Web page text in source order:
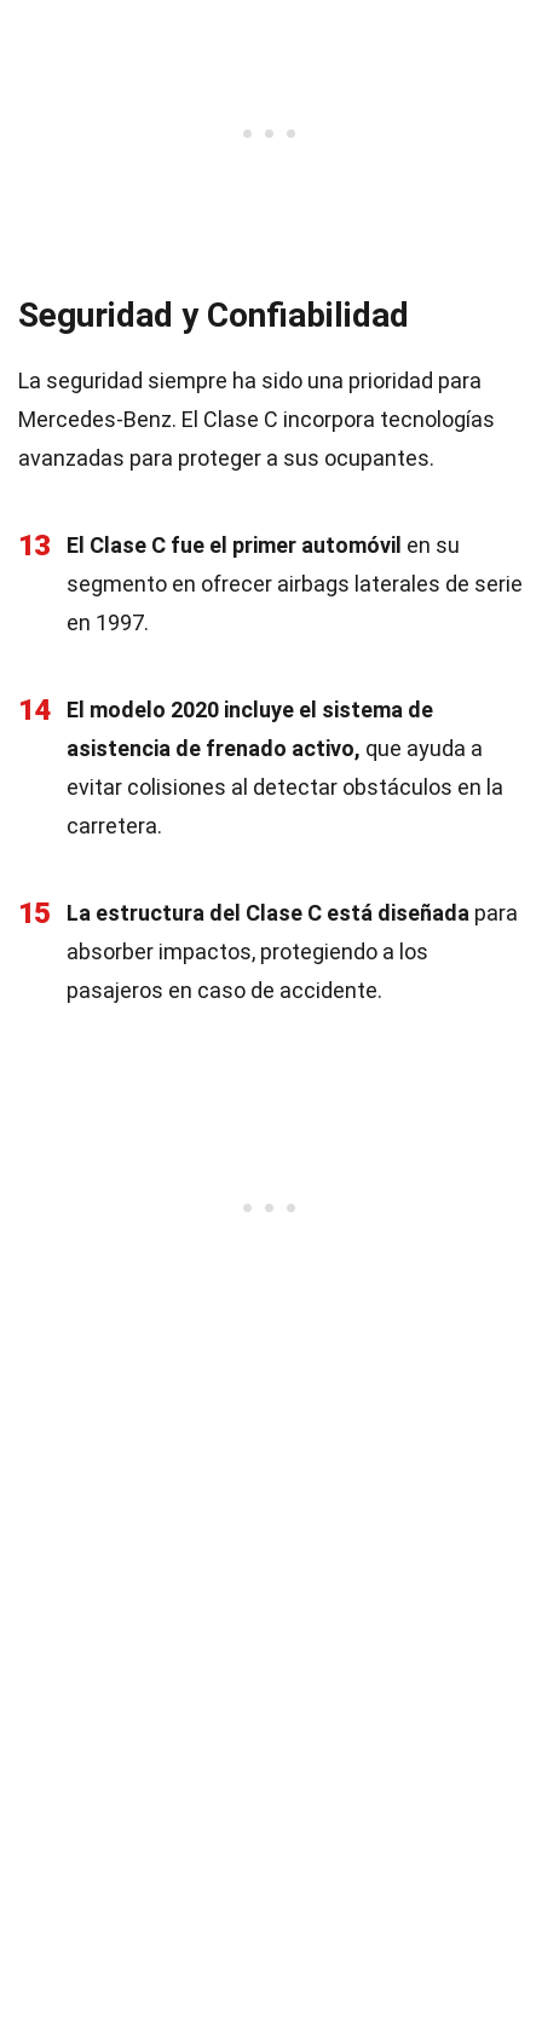
Seguridad y Confiabilidad
La seguridad siempre ha sido una prioridad para
Mercedes-Benz. El Clase C incorpora tecnologías
avanzadas para proteger a sus ocupantes.
13 El Clase C fue el primer automóvil en su
segmento en ofrecer airbags laterales de serie
en 1997.
14
El modelo 2020 incluye el sistema de
asistencia de frenado activo, que ayuda a
evitar colisiones al detectar obstáculos en la
carretera.
15 La estructura del Clase C está diseñada para
absorber impactos, protegiendo a los
pasajeros en caso de accidente.